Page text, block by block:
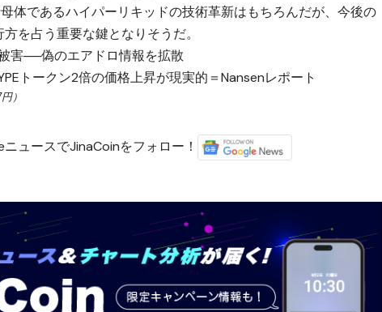
体であるハイパーリキッドの技術革新はもちろんだが、今後の
を占う重要な鍵となりそうだ。
害──偽のエアドロ情報を拡散
トークン2倍の価格上昇が現実的＝Nansenレポート
）
ュースでJinaCoinをフォロー！